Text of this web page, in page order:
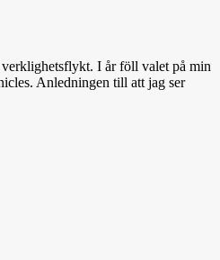
verklighetsflykt. I år föll valet på min
Anledningen till att jag ser